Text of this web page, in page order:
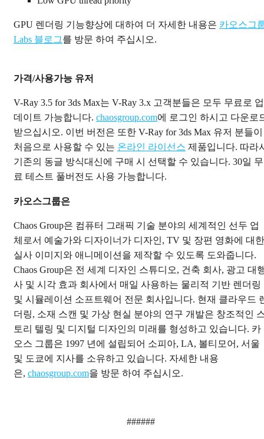
GPU 렌더링 기능향상에 대하여 더 자세한 내용은 카오스그
Labs 블로그를 방문 하여 주십시오.
가격/사용가능 유저
V-Ray 3.5 for 3ds Max는 V-Ray 3.x 고객분들은 모두 무료로 업
데이트 가능합니다. chaosgroup.com에 로그인 하시고 다운로
받으십시오. 이번 버전은 또한 V-Ray for 3ds Max 유저 분들이
처음으로 사용할 수 있는 온라인 라이선스 제품입니다. 따라
기존의 동글 방식대신에 구매 시 선택할 수 있습니다. 30일 무
료 테스트 풀버전도 사용 가능합니다.
카오스그룹은
Chaos Group은 컴퓨터 그래픽 기술 분야의 세계적인 선두 업
체로서 예술가와 디자이너가 디자인, TV 및 장편 영화에 대한
실사 이미지와 애니메이션을 제작할 수 있도록 도와줍니다.
Chaos Group은 전 세계 디자인 스튜디오, 건축 회사, 광고 대
사 및 시각 효과 회사에서 매일 사용하는 물리적 기반 렌더링
및 시뮬레이션 소프트웨어 전문 회사입니다. 현재 클라우드
더링, 소재 스캔 및 가상 현실 분야의 연구 개발은 창조적인
토리 텔링 및 디지털 디자인의 미래를 형성하고 있습니다. 카
오스 그룹은 1997 년에 설립되어 소피아, LA, 볼티모어, 서울
및 도쿄에 지사를 소유하고 있습니다. 자세한 내용
은, chaosgroup.com을 방문 하여 주십시오.
######